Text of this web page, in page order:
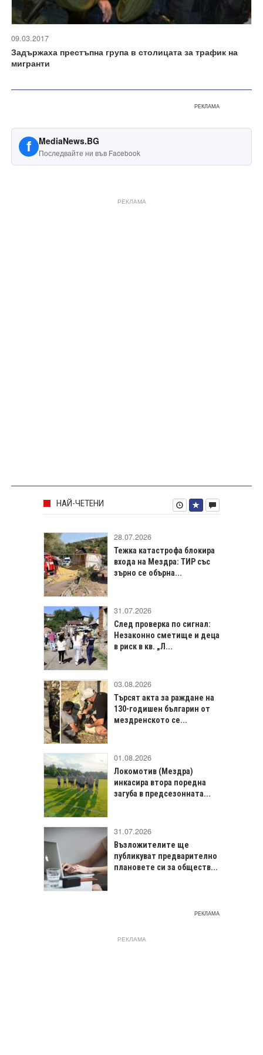
09.03.2017
Задържаха престъпна група в столицата за трафик на
мигранти
РЕКЛАМА
f MediaNews.BG
Последвайте ни във Facebook
РЕКЛАМА
НАЙ-ЧЕТЕНИ
28.07.2026
Тежка катастрофа блокира
входа на Мездра: ТИР със
зърно се обърна...
31.07.2026
След проверка по сигнал:
Незаконно сметище и деца
в риск в кв. „Л...
03.08.2026
Търсят акта за раждане на
130-годишен българин от
мездренското се...
01.08.2026
Локомотив (Мездра)
инкасира втора поредна
загуба в предсезонната...
31.07.2026
Възложителите ще
публикуват предварително
плановете си за обществ...
РЕКЛАМА
РЕКЛАМА